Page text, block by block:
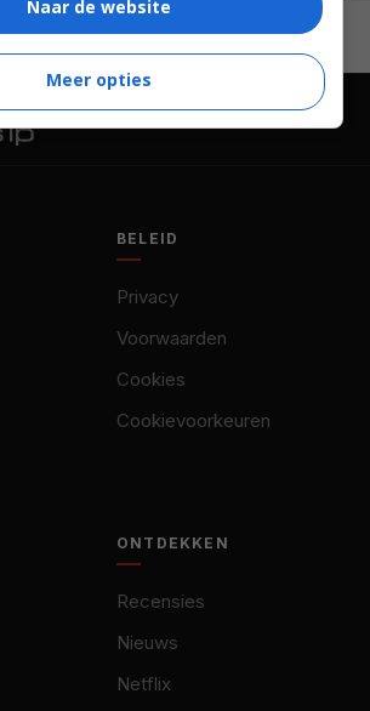
online filmoverzicht.
BELEID
Privacy
Voorwaarden
Cookies
Cookievoorkeuren
ONTDEKKEN
Recensies
Nieuws
Netflix
Naar de website
Meer opties